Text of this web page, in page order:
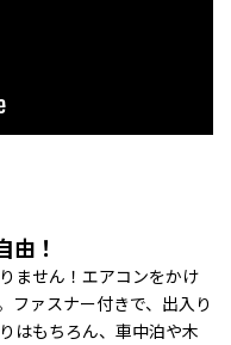
由！
ません！エアコンをかけ
ファスナー付きで、出入り
はもちろん、車中泊や木